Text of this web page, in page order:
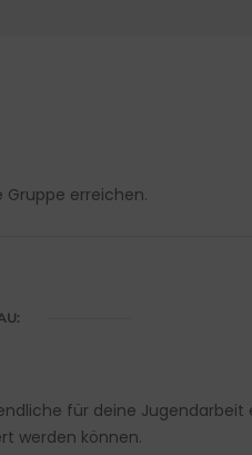
erreichen.
für deine
werden können.